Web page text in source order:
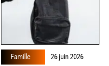
Famille 26 juin 2026